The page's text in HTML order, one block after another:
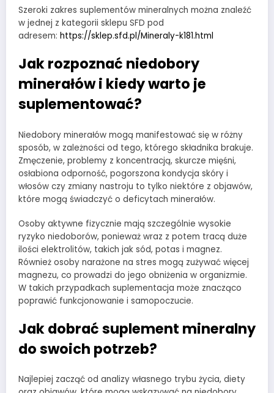
Szeroki zakres suplementów mineralnych można znaleźć
w jednej z kategorii sklepu SFD pod
adresem: https://sklep.sfd.pl/Mineraly-k181.html
Jak rozpoznać niedobory
minerałów i kiedy warto je
suplementować?
Niedobory minerałów mogą manifestować się w różny
sposób, w zależności od tego, którego składnika brakuje.
Zmęczenie, problemy z koncentracją, skurcze mięśni,
osłabiona odporność, pogorszona kondycja skóry i
włosów czy zmiany nastroju to tylko niektóre z objawów,
które mogą świadczyć o deficytach minerałów.
Osoby aktywne fizycznie mają szczególnie wysokie
ryzyko niedoborów, ponieważ wraz z potem tracą duże
ilości elektrolitów, takich jak sód, potas i magnez.
Również osoby narażone na stres mogą zużywać więcej
magnezu, co prowadzi do jego obniżenia w organizmie.
W takich przypadkach suplementacja może znacząco
poprawić funkcjonowanie i samopoczucie.
Jak dobrać suplement mineralny
do swoich potrzeb?
Najlepiej zacząć od analizy własnego trybu życia, diety